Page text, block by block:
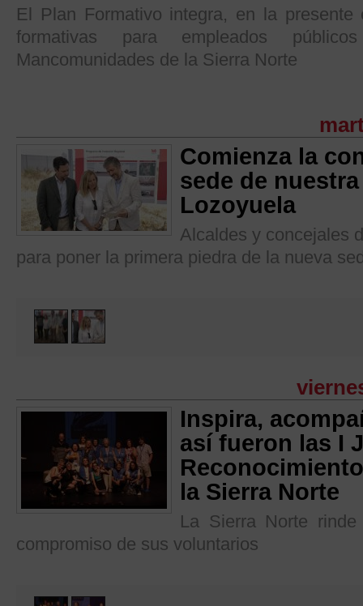
El Plan Formativo integra, en la presente
formativas para empleados
Mancomunidades de la Sierra Norte
Comienza la
sede de
Lozoyuela
Alcaldes y concejales
para poner la primera piedra de la nueva
Inspira,
así fueron las I
la Sierra Norte
La Sierra Norte
compromiso de sus voluntarios